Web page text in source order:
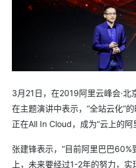
3月21日，在2019阿里云峰会·
在主题演讲中表示，“全站云化”
正在All In Cloud，成为“云上的阿
张建锋表示，“目前阿里巴巴
上，未来要经过1-2年的努力，